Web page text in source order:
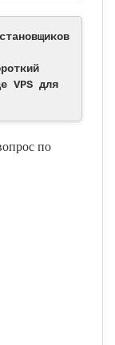
VPS для
по